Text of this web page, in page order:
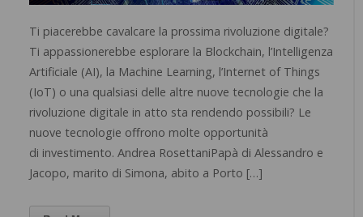
Ti piacerebbe cavalcare la prossima rivoluzione digitale?
Ti appassionerebbe esplorare la Blockchain, l’Intelligenza
Artificiale (AI), la Machine Learning, l’Internet of Things
(IoT) o una qualsiasi delle altre nuove tecnologie che la
rivoluzione digitale in atto sta rendendo possibili? Le
nuove tecnologie offrono molte opportunità
di investimento. Andrea RosettaniPapà di Alessandro e
Jacopo, marito di Simona, abito a Porto […]